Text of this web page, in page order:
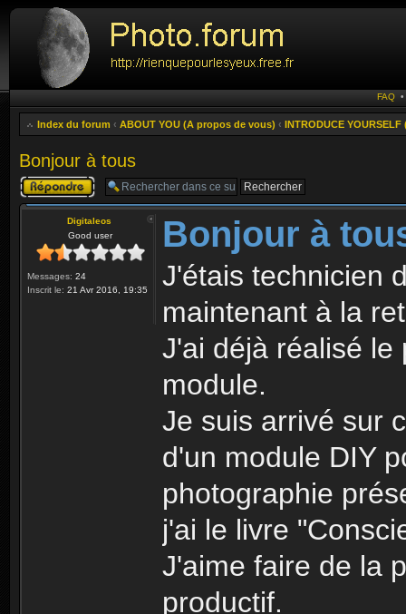
FAQ
Index du forum ‹ ABOUT YOU (A propos de vous) ‹ INTRODUCE
Bonjour à tous
Publier une
réponse
Digitaleos
Good user
Messages: 24
Inscrit le: 21 Avr 2016, 19:35
Bonjour à
J'étais technicien
maintenant à la
J'ai déjà réalisé le
module.
Je suis arrivé sur
d'un module DIY
photographie
j'ai le livre
J'aime faire de la
productif.